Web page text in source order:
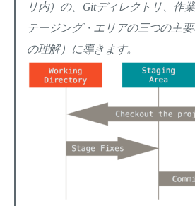
リ内）の、Gitディレクトリ、作
テージング・エリアの三つの主
の理解）に導きます。